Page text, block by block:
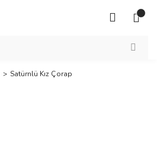
Satürnlü Kız Çorap